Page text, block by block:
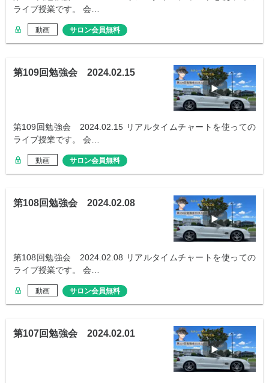
ライブ授業です。 会…
動画 サロン会員無料
第109回勉強会 2024.02.15
第109回勉強会 2024.02.15 リアルタイムチャートを使っての
ライブ授業です。 会…
動画 サロン会員無料
第108回勉強会 2024.02.08
第108回勉強会 2024.02.08 リアルタイムチャートを使っての
ライブ授業です。 会…
動画 サロン会員無料
第107回勉強会 2024.02.01